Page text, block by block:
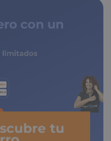
con un
tu